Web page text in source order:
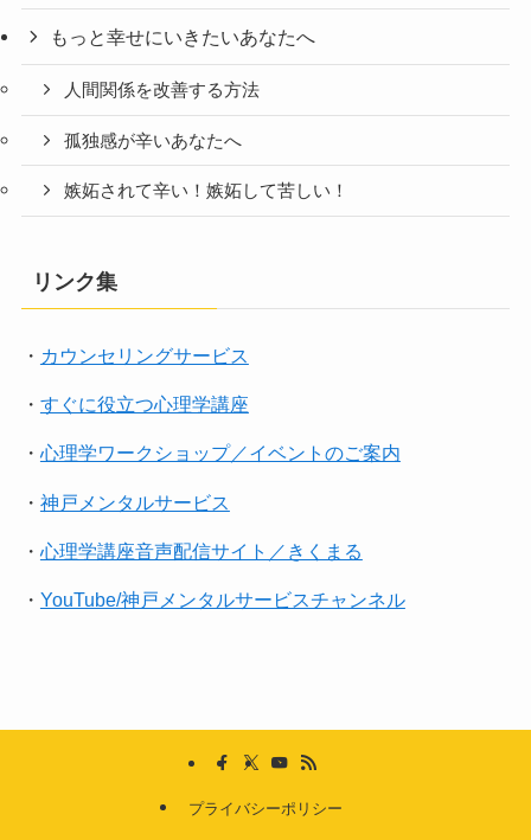
もっと幸せにいきたいあなたへ
人間関係を改善する方法
孤独感が辛いあなたへ
嫉妬されて辛い！嫉妬して苦しい！
リンク集
・ カウンセリングサービス
・ すぐに役立つ心理学講座
・ 心理学ワークショップ／イベントのご案内
・ 神戸メンタルサービス
・ 心理学講座音声配信サイト／きくまる
・ YouTube/神戸メンタルサービスチャンネル
プライバシーポリシー